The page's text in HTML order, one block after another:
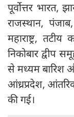
पूर्वोत्तर भारत,
राजस्थान,
महाराष्ट्र,
निकोबार द्वीप
से मध्यम बारिश
आंध्रप्रदेश,
की गई।